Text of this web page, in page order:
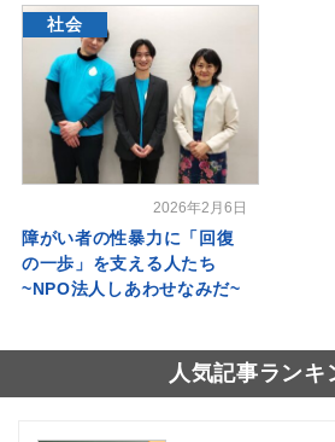
社会
2026年2月6日
障がい者の性暴力に「回復
の一歩」を支える人たち
~NPO法人しあわせなみだ~
人気記事ランキ